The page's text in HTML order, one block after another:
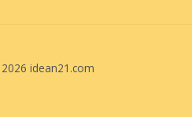
idean21.com